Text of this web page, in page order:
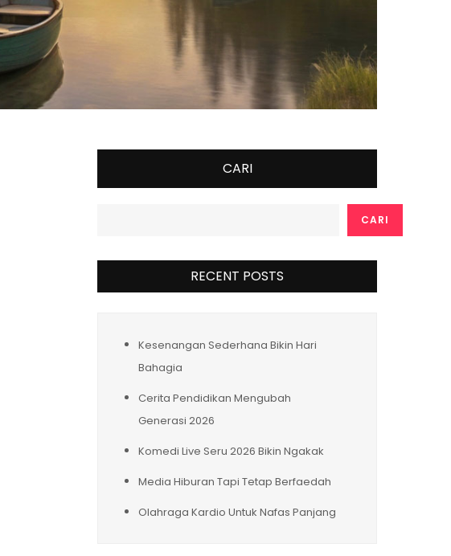
CARI
CARI
RECENT POSTS
Kesenangan Sederhana Bikin Hari
Bahagia
Cerita Pendidikan Mengubah
Generasi 2026
Komedi Live Seru 2026 Bikin Ngakak
Media Hiburan Tapi Tetap Berfaedah
Olahraga Kardio Untuk Nafas Panjang